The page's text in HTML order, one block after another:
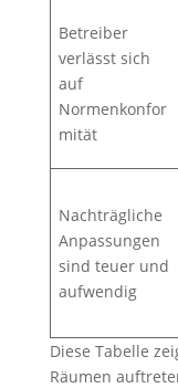
Betreiber
verlässt sich
auf
Normenkonfor
mität
Nachträgliche
Anpassungen
sind teuer und
aufwendig
Diese Tabelle
Räumen